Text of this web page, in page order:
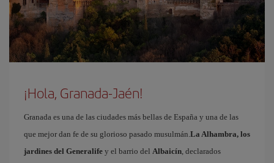
¡Hola, Granada-Jaén!
Granada es una de las ciudades más bellas de España y una de las
que mejor dan fe de su glorioso pasado musulmán.La Alhambra, los
jardines del Generalife y el barrio del Albaicín, declarados